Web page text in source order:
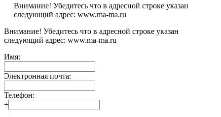
Внимание! Убедитесь что в адресной строке указан
следующий адрес: www.ma-ma.ru
Внимание! Убедитесь что в адресной строке указан
следующий адрес: www.ma-ma.ru
Имя:
Электронная почта:
Телефон:
+